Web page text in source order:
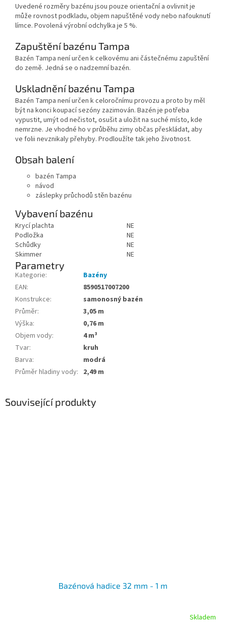
Uvedené rozměry bazénu jsou pouze orientační a ovlivnit je
může rovnost podkladu, objem napuštěné vody nebo nafouknutí
límce. Povolená výrobní odchylka je 5 %.
Zapuštění bazénu Tampa
Bazén Tampa není určen k celkovému ani částečnému zapuštění
do země. Jedná se o nadzemní bazén.
Uskladnění bazénu Tampa
Bazén Tampa není určen k celoročnímu provozu a proto by měl
být na konci koupací sezóny zazimován. Bazén je potřeba
vypustit, umýt od nečistot, osušit a uložit na suché místo, kde
nemrzne. Je vhodné ho v průběhu zimy občas přeskládat, aby
ve folii nevznikaly přehyby. Prodloužíte tak jeho životnost.
Obsah balení
bazén Tampa
návod
záslepky průchodů stěn bazénu
Vybavení bazénu
Krycí plachta
NE
Podložka
NE
Schůdky
NE
Skimmer
NE
Parametry
Kategorie:
Bazény
EAN:
8590517007200
Konstrukce:
samonosný bazén
Průměr:
3,05 m
Výška:
0,76 m
Objem vody:
4 m³
Tvar:
kruh
Barva:
modrá
Průměr hladiny vody: 2,49 m
Související produkty
Bazénová hadice 32 mm - 1 m
Skladem